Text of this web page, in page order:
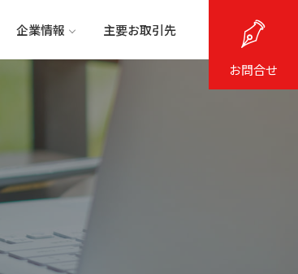
企業情報 主要お取引先
お問合せ